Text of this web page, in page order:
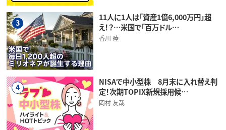
3
11人に1人は「資産1億6,000万円」超
え！？…米国で「百万ドル…
香川 睦
4
NISAで中小型株 8月末に入れ替え判
定！次期TOPIX新規採用候…
岡村 友哉